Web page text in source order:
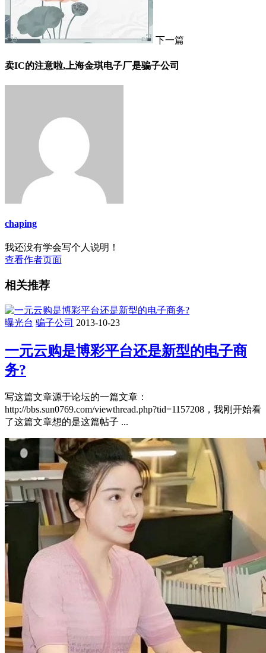
下一篇
卖IC的注意啦,上海金琪电子厂是骗子公司
chaping
我还没有学会写个人说明！
查看作者页面
相关推荐
曝光台 骗子公司 2013-10-23
一元云购是博彩平台还是新型的电子商
务?
写这篇文章源于论坛的一篇文章：
http://bbs.sun0769.com/viewthread.php?tid=1157208，我刚开始看
了这篇文章想的是这篇帖子 ...